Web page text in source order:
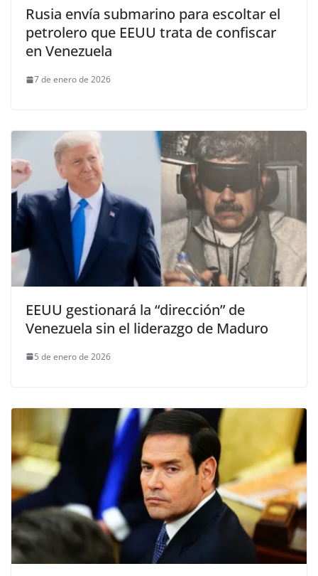
Rusia envía submarino para escoltar el
petrolero que EEUU trata de confiscar
en Venezuela
7 de enero de 2026
EEUU gestionará la “dirección” de
Venezuela sin el liderazgo de Maduro
5 de enero de 2026